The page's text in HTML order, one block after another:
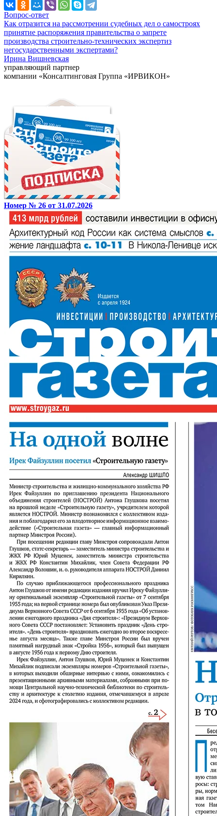
Вопрос-ответ
Как отразится на рассмотрении судебных дел о самостроях
принятие распоряжения правительства о запрете
производства строительно-технических экспертиз
негосударственными экспертами?
Ирина Вишневская
управляющий партнер
компании «Консалтинговая Группа «ИРВИКОН»
Номер № 26 от 31.07.2026